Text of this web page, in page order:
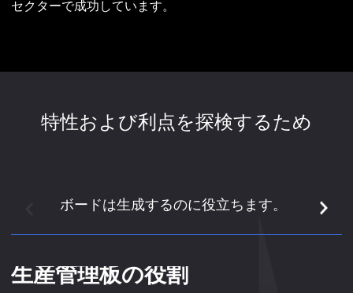
セクターで成功しています。
特性および利点を探検するため
ボードは生成するのに役立ちます。
生産管理板の役割
ボードは指示にインテルです。
ボードはビジュアル管理ツール
取締役会は経営改善の手段で
生産および輸送の指示
過剰生産と過渡の防止
アクティブ警告と早期警告